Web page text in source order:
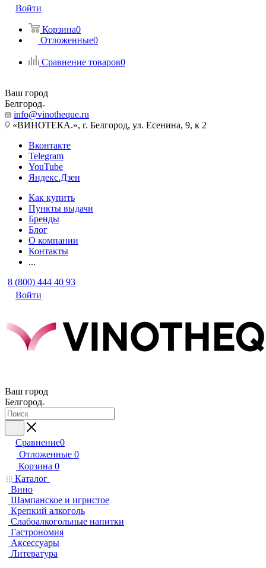
Войти
Корзина0
Отложенные0
Сравнение товаров0
Ваш город
Белгород
info@vinotheque.ru
«ВИНОТЕКА.», г. Белгород, ул. Есенина, 9, к 2
Вконтакте
Telegram
YouTube
Яндекс.Дзен
Как купить
Пункты выдачи
Бренды
Блог
О компании
Контакты
...
8 (800) 444 40 93
Войти
Ваш город
Белгород
Сравнение0
Отложенные 0
Корзина 0
Каталог
Вино
Шампанское и игристое
Крепкий алкоголь
Слабоалкогольные напитки
Гастрономия
Аксессуары
Литература